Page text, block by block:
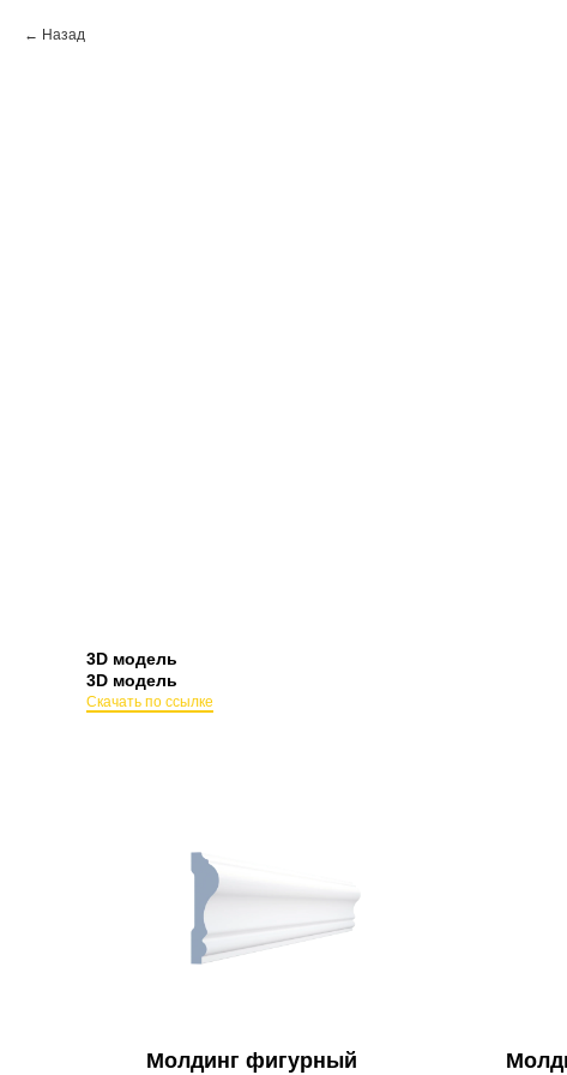
Назад
3D модель
3D модель
Скачать по ссылке
Молдинг фигурный